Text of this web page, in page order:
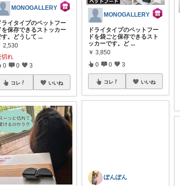
MONOGALLERY
ライタイプのペットフー
を保存できるストッカー
す。どうして ...
2,530
切れ
0 0 3
コレ いいね
MONOGALLERY
ドライタイプのペットフー
ドを袋ごと保存できるスト
ッカーです。ど ...
￥ 3,850
0 0 3
コレ いいね